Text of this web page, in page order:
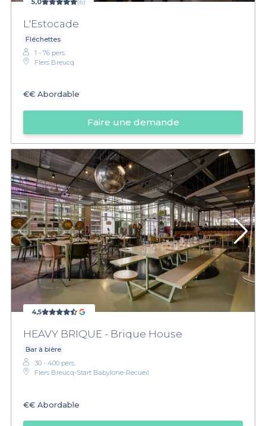
L'Estocade
Fléchettes
1 - 76 pers.
Flers Breucq
€€ Abordable
Faire une demande
4,5
HEAVY BRIQUE - Brique House
Bar à bière
30 - 400 pers.
Flers Breucq-Start Babylone-Recueil
€€ Abordable